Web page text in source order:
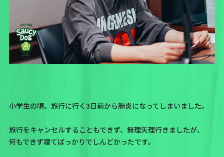
小学生の頃、旅行に行く3日前から肺炎になってしまいました。
旅行をキャンセルすることもできず、無理矢理行きましたが、
何もできず寝てばっかりでしんどかったです。